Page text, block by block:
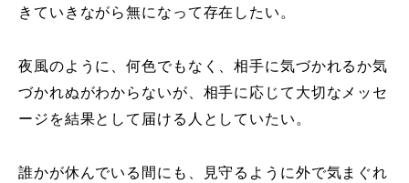
きていきながら無になって存在したい。
夜風のように、何色でもなく、相手に気づかれるか気
づかれぬがわからないが、相手に応じて大切なメッセ
ージを結果として届ける人としていたい。
誰かが休んでいる間にも、見守るように外で気まぐれ